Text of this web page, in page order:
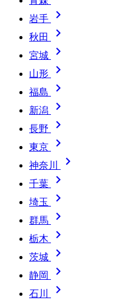
岩手 
秋田 
宮城 
山形 
福島 
新潟 
長野 
東京 
神奈川 
千葉 
埼玉 
群馬 
栃木 
茨城 
静岡 
石川 